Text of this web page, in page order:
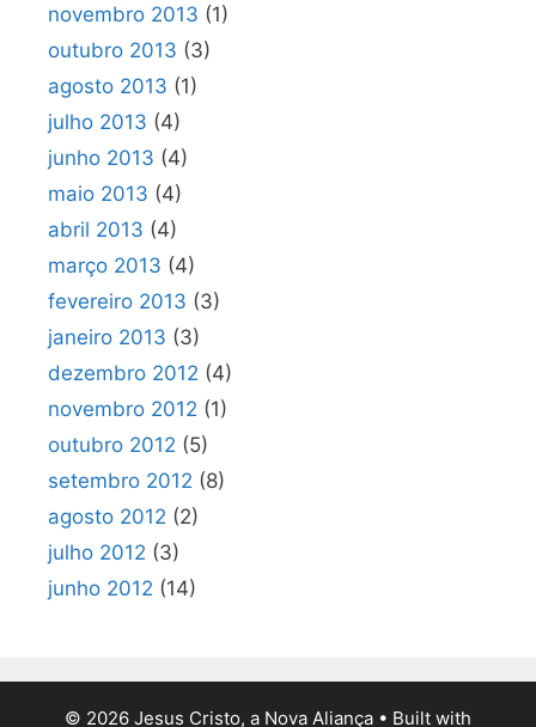
novembro 2013 (1)
outubro 2013 (3)
agosto 2013 (1)
julho 2013 (4)
junho 2013 (4)
maio 2013 (4)
abril 2013 (4)
março 2013 (4)
fevereiro 2013 (3)
janeiro 2013 (3)
dezembro 2012 (4)
novembro 2012 (1)
outubro 2012 (5)
setembro 2012 (8)
agosto 2012 (2)
julho 2012 (3)
junho 2012 (14)
© 2026 Jesus Cristo, a Nova Aliança • Built with